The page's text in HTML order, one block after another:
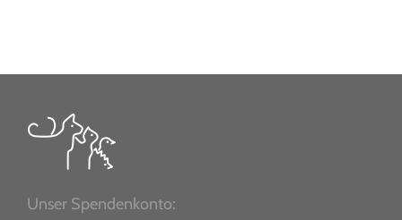
Unser Spendenkonto: